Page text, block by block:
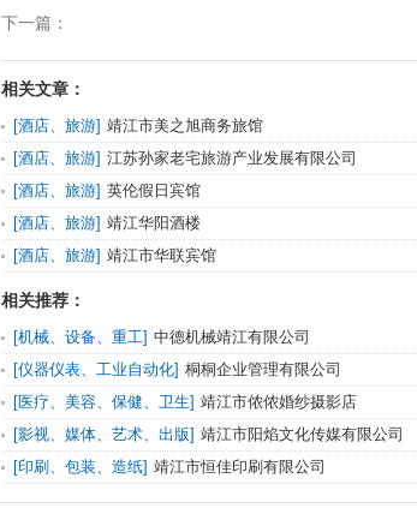
下一篇：
相关文章：
[酒店、旅游] 靖江市美之旭商务旅馆
[酒店、旅游] 江苏孙家老宅旅游产业发展有限公司
[酒店、旅游] 英伦假日宾馆
[酒店、旅游] 靖江华阳酒楼
[酒店、旅游] 靖江市华联宾馆
相关推荐：
[机械、设备、重工] 中德机械靖江有限公司
[仪器仪表、工业自动化] 桐桐企业管理有限公司
[医疗、美容、保健、卫生] 靖江市侬侬婚纱摄影店
[影视、媒体、艺术、出版] 靖江市阳焰文化传媒有限公司
[印刷、包装、造纸] 靖江市恒佳印刷有限公司